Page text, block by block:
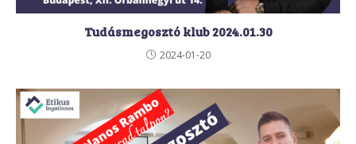
Tudásmegosztó klub 2024.01.30
2024-01-20